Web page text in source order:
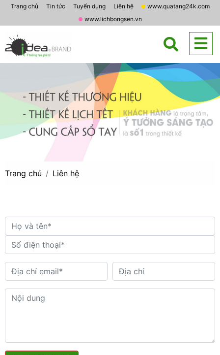
Trang chủ Tin tức Tuyển dụng Liên hệ
www.quatang24k.com
www.lichbongsen.vn
Trang chủ Liên hệ